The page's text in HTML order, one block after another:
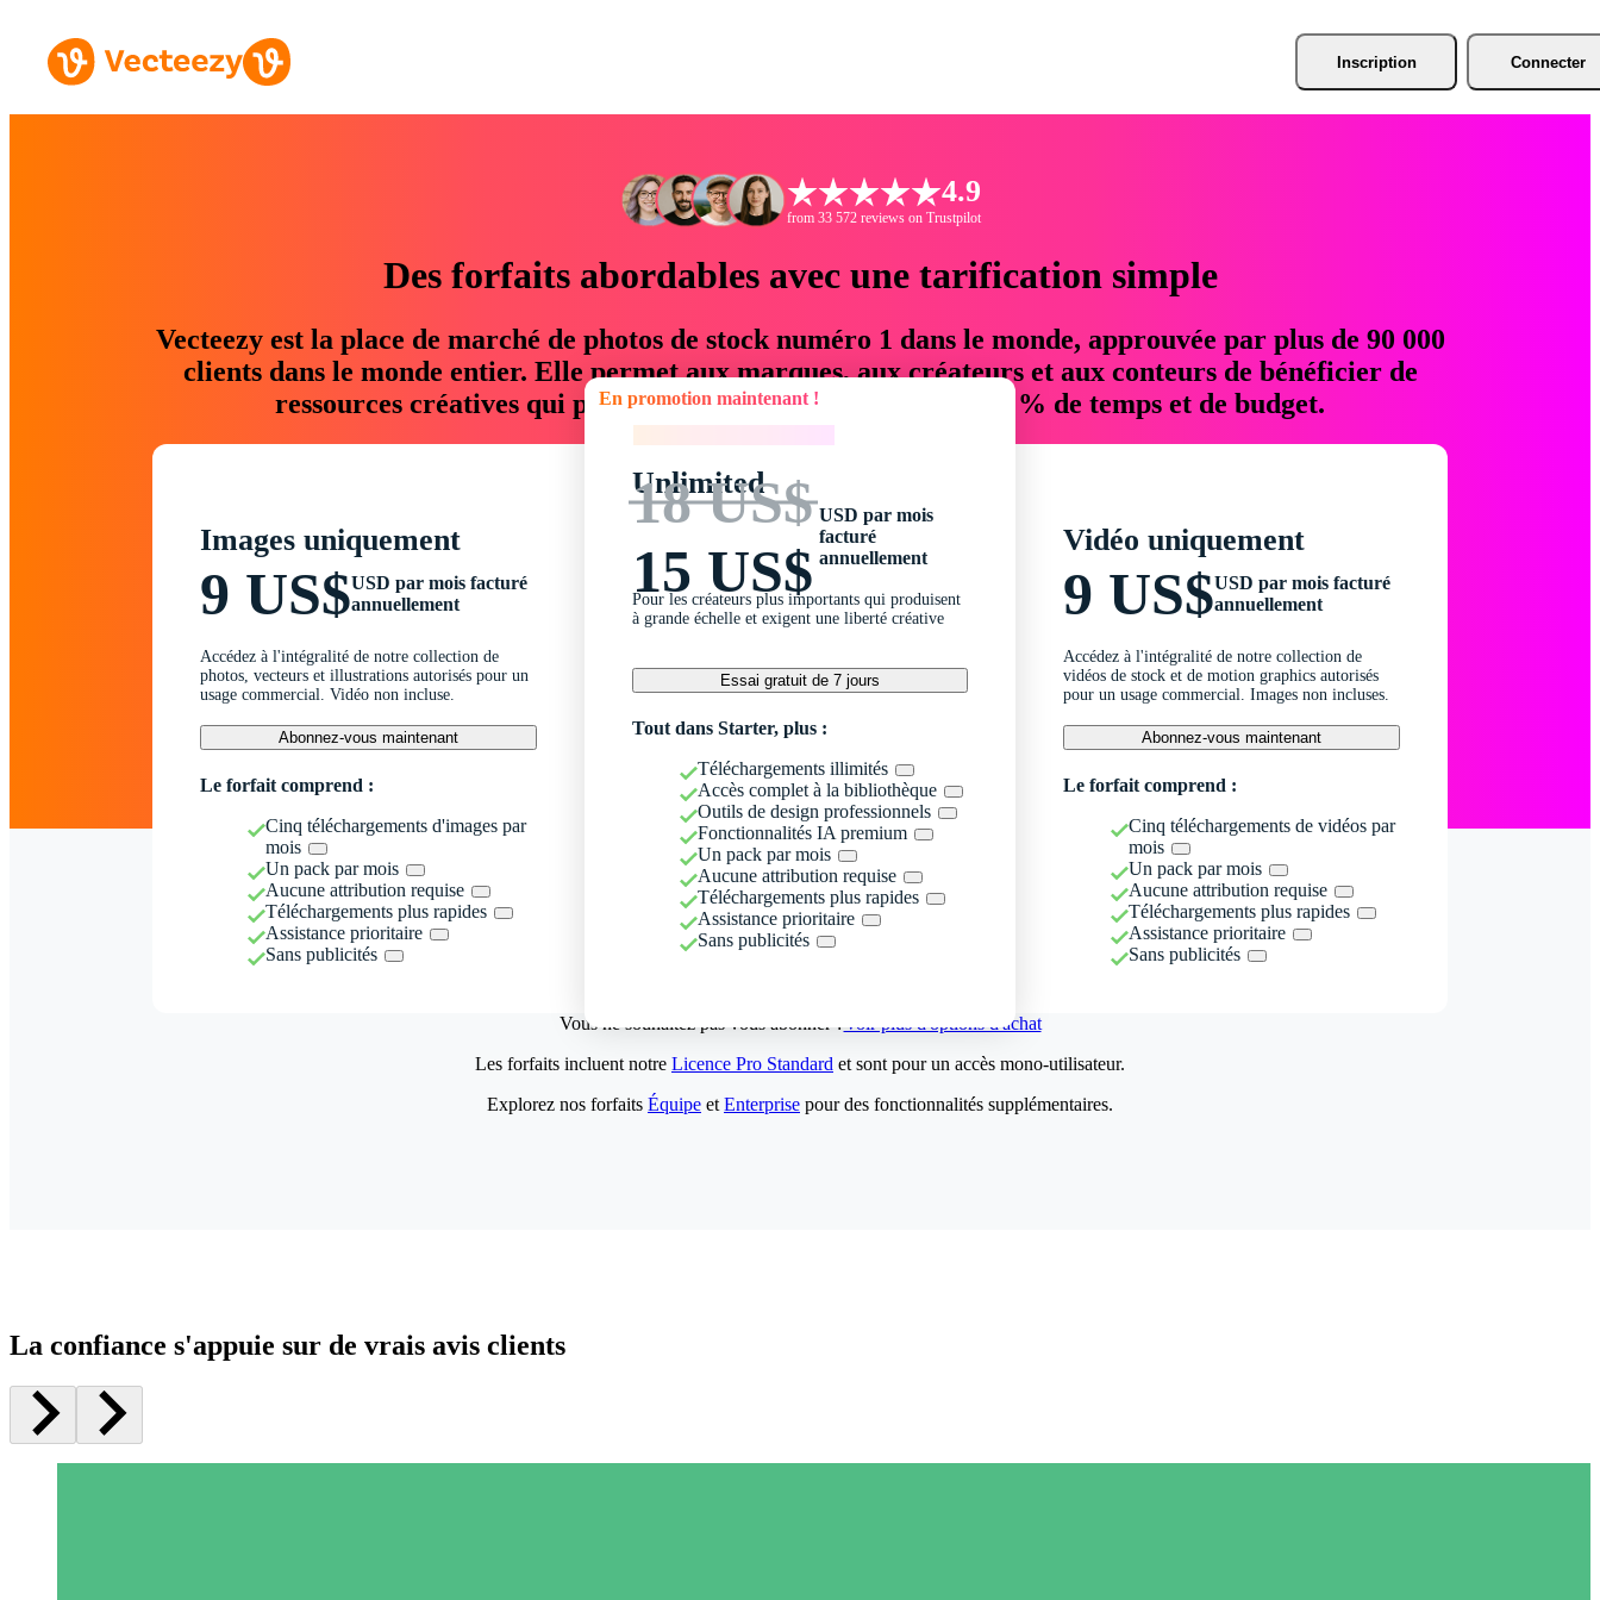
Inscription Connecter
4.9
from 33 572 reviews on Trustpilot
Des forfaits abordables avec une tarification simple
Vecteezy est la place de marché de photos de stock numéro 1 dans le monde, approuvée par plus de 90 000
clients dans le monde entier. Elle permet aux marques, aux créateurs et aux conteurs de bénéficier de
ressources créatives qui permettent d'économiser jusqu'à 76 % de temps et de budget.
Images uniquement
9 US$USD par mois facturé
annuellement
Accédez à l'intégralité de notre collection de
photos, vecteurs et illustrations autorisés pour un
usage commercial. Vidéo non incluse.
Abonnez-vous maintenant
Le forfait comprend :
Cinq téléchargements d'images par
mois
Un pack par mois
Aucune attribution requise
Téléchargements plus rapides
Assistance prioritaire
Sans publicités
En promotion maintenant !
Unlimited
18 US$
15 US$
USD par mois
facturé
annuellement
Pour les créateurs plus importants qui produisent
à grande échelle et exigent une liberté créative
Essai gratuit de 7 jours
Tout dans Starter, plus :
Téléchargements illimités
Accès complet à la bibliothèque
Outils de design professionnels
Fonctionnalités IA premium
Un pack par mois
Aucune attribution requise
Téléchargements plus rapides
Assistance prioritaire
Sans publicités
Vidéo uniquement
9 US$USD par mois facturé
annuellement
Accédez à l'intégralité de notre collection de
vidéos de stock et de motion graphics autorisés
pour un usage commercial. Images non incluses.
Abonnez-vous maintenant
Le forfait comprend :
Cinq téléchargements de vidéos par
mois
Un pack par mois
Aucune attribution requise
Téléchargements plus rapides
Assistance prioritaire
Sans publicités
Vous ne souhaitez pas vous abonner ?Voir plus d'options d'achat
Les forfaits incluent notre Licence Pro Standard et sont pour un accès mono-utilisateur.
Explorez nos forfaits Équipe et Enterprise pour des fonctionnalités supplémentaires.
La confiance s'appuie sur de vrais avis clients